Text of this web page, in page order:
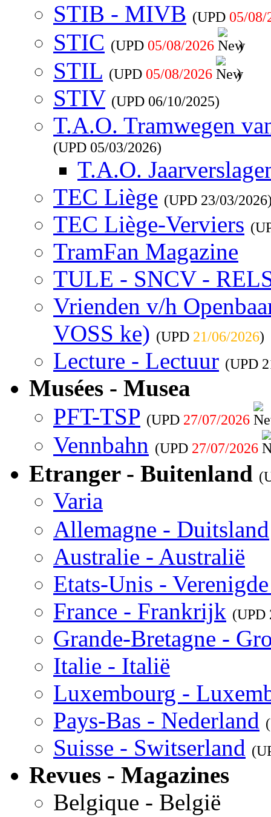
STIB - MIVB (UPD 05/08/
STIC (UPD 05/08/2026 )
STIL (UPD 05/08/2026 )
STIV (UPD 06/10/2025)
T.A.O. Tramwegen
(UPD 05/03/2026)
T.A.O.
TEC Liège (UPD 23/03/2026
TEC Liège-Verviers
TramFan Magazine
TULE - SNCV -
Vrienden v/h
VOSS ke) (UPD 21/06/2026)
Lecture - Lectuur (UPD
Musées - Musea
PFT-TSP (UPD 27/07/2026
Vennbahn (UPD 27/07/2026
Etranger - Buitenland
Varia
Allemagne - Duitsland
Australie - Australië
Etats-Unis -
France - Frankrijk (UPD
Grande-Bretagne -
Italie - Italië
Luxembourg -
Pays-Bas - Nederland
Suisse - Switserland
Revues - Magazines
Belgique - België